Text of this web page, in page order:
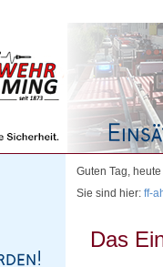
Guten Tag,
Sie sind hier: ff-
Das